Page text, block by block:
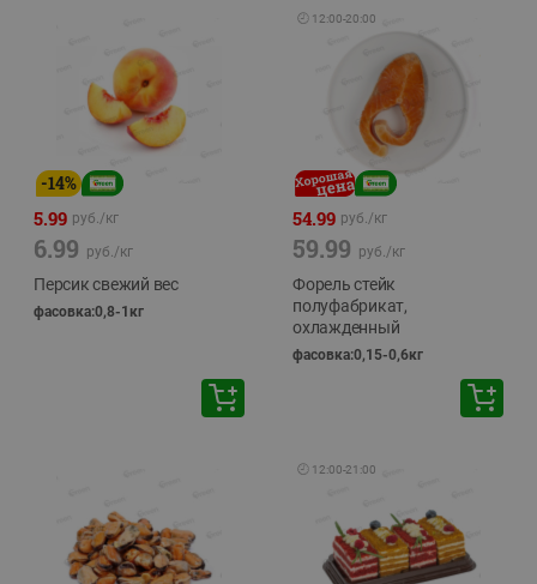
-14%
5.99 руб./кг
6.99 руб./кг
Персик свежий вес
фасовка:0,8-1кг
🕘 12:00-20:00
54.99 руб./кг
59.99 руб./кг
Форель стейк
полуфабрикат,
охлажденный
фасовка:0,15-0,6кг
🕘 12:00-21:00